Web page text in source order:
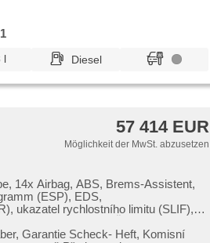
l Diesel
57 414 EUR
Möglichkeit der MwSt. abzusetzen
14x Airbag, ABS, Brems-Assistent,
(ESP), EDS,
ukazatel rychlostního limitu (SLIF),
im Berg bremsen , Fahrgestell
Garantie Scheck​- Heft,​ Komisní